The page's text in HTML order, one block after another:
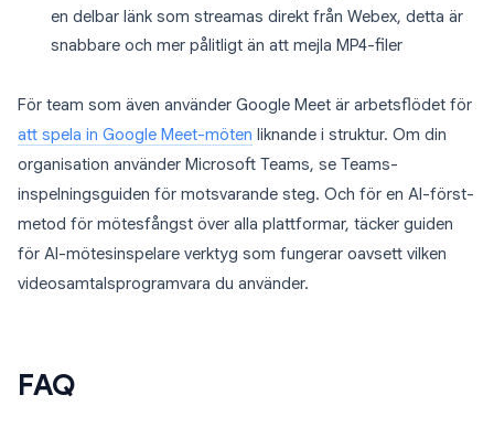
en delbar länk som streamas direkt från Webex, detta är
snabbare och mer pålitligt än att mejla MP4-filer
För team som även använder Google Meet är arbetsflödet för
att spela in Google Meet-möten liknande i struktur. Om din
organisation använder Microsoft Teams, se Teams-
inspelningsguiden för motsvarande steg. Och för en AI-först-
metod för mötesfångst över alla plattformar, täcker guiden
för AI-mötesinspelare verktyg som fungerar oavsett vilken
videosamtalsprogramvara du använder.
FAQ